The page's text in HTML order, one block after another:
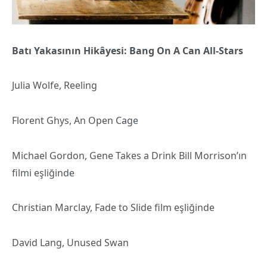
Batı Yakasının Hikâyesi: Bang On A Can All-Stars
Julia Wolfe, Reeling
Florent Ghys, An Open Cage
Michael Gordon, Gene Takes a Drink Bill Morrison’ın
filmi eşliğinde
Christian Marclay, Fade to Slide film eşliğinde
David Lang, Unused Swan